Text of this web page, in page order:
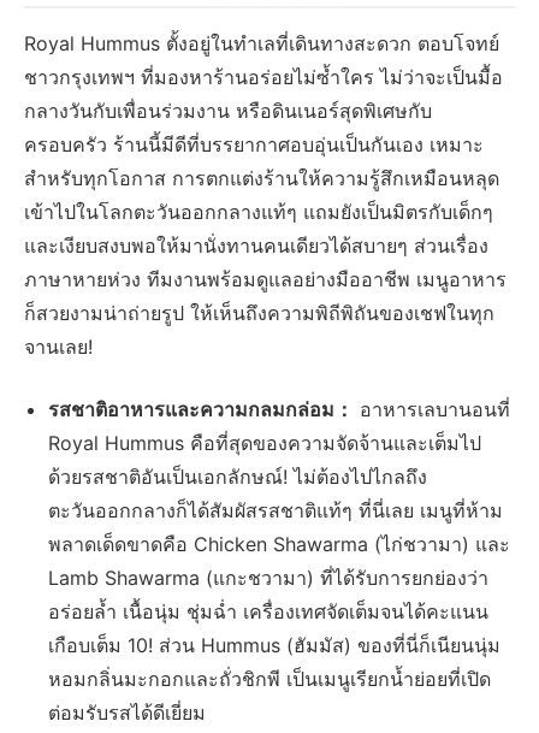
Royal Hummus ตั้งอยู่ในทำเลที่เดินทางสะดวก ตอบโจทย์
ชาวกรุงเทพฯ ที่มองหาร้านอร่อยไม่ซ้ำใคร ไม่ว่าจะเป็นมื้อ
กลางวันกับเพื่อนร่วมงาน หรือดินเนอร์สุดพิเศษกับ
ครอบครัว ร้านนี้มีดีที่บรรยากาศอบอุ่นเป็นกันเอง เหมาะ
สำหรับทุกโอกาส การตกแต่งร้านให้ความรู้สึกเหมือนหลุด
เข้าไปในโลกตะวันออกกลางแท้ๆ แถมยังเป็นมิตรกับเด็กๆ
และเงียบสงบพอให้มานั่งทานคนเดียวได้สบายๆ ส่วนเรื่อง
ภาษาหายห่วง ทีมงานพร้อมดูแลอย่างมืออาชีพ เมนูอาหาร
ก็สวยงามน่าถ่ายรูป ให้เห็นถึงความพิถีพิถันของเชฟในทุก
จานเลย!
รสชาติอาหารและความกลมกล่อม： อาหารเลบานอนที่
Royal Hummus คือที่สุดของความจัดจ้านและเต็มไป
ด้วยรสชาติอันเป็นเอกลักษณ์! ไม่ต้องไปไกลถึง
ตะวันออกกลางก็ได้สัมผัสรสชาติแท้ๆ ที่นี่เลย เมนูที่ห้าม
พลาดเด็ดขาดคือ Chicken Shawarma (ไก่ชวามา) และ
Lamb Shawarma (แกะชวามา) ที่ได้รับการยกย่องว่า
อร่อยล้ำ เนื้อนุ่ม ชุ่มฉ่ำ เครื่องเทศจัดเต็มจนได้คะแนน
เกือบเต็ม 10! ส่วน Hummus (ฮัมมัส) ของที่นี่ก็เนียนนุ่ม
หอมกลิ่นมะกอกและถั่วชิกพี เป็นเมนูเรียกน้ำย่อยที่เปิด
ต่อมรับรสได้ดีเยี่ยม